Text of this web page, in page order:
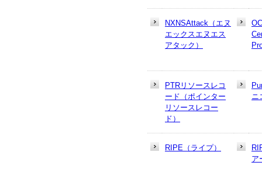
NXNSAttack（エヌ
エックスエヌエス
アタック）
PTRリソースレコ
ード（ポインター
リソースレコー
ド）
ニ
RIPE（ライプ）
ア